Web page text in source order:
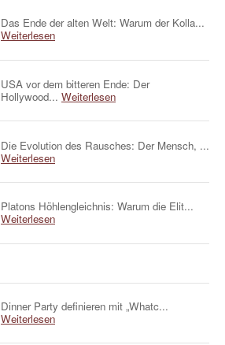
Das Ende der alten Welt: Warum der Kolla...
Weiterlesen
USA vor dem bitteren Ende: Der
Hollywood... Weiterlesen
Die Evolution des Rausches: Der Mensch, ...
Weiterlesen
Platons Höhlengleichnis: Warum die Elit...
Weiterlesen
Dinner Party definieren mit „Whatc...
Weiterlesen